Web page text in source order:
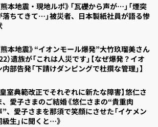
熊本地震・現地ルポ》「瓦礫から声が…」「煙突
落ちてきて…」被災者、日本製紙社員が語る惨
熊本地震》“イオンモール爆発”大竹玖瑠美さん
22）遺族が「これは人災です」【なぜ爆発？イオ
内部告発「下請けダンピングで杜撰な管理」】
皇室典範改正でそれぞれに新たな障害】悠仁さ
、愛子さまのご結婚《悠仁さまの“貴重肉
”、愛子さまを那須で笑顔にさせた「イケメン
級生」に聞くと…》